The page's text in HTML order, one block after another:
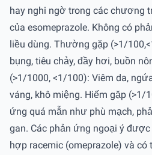
hay nghi ngờ trong các chương
của esomeprazole. Không có
liều dùng. Thường gặp (>1/
bụng, tiêu chảy, đầy hơi, buồn
(>1/1000, <1/100): Viêm da,
váng, khô miệng. Hiếm gặp (>1/
ứng quá mẫn như phù mạch,
gan. Các phản ứng ngoại ý
hợp racemic (omeprazole) và có